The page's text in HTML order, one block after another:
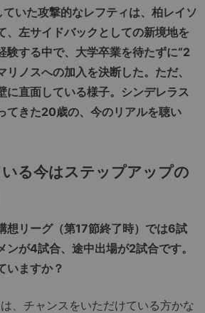
いた攻撃的なレフティは、柏レイソ
、左サイドバックとしての新境地を
験する中で、大学卒業を待たずに“2
リノスへの加入を決断した。ただ、
に直面している様子。シンデレラス
てきた20歳の、今のリアルを聴い
る今はステップアップの
リーグ（第17節終了時）では6試
ンが4試合、途中出場が2試合です。
いますか？
、チャンスをいただけている方かな